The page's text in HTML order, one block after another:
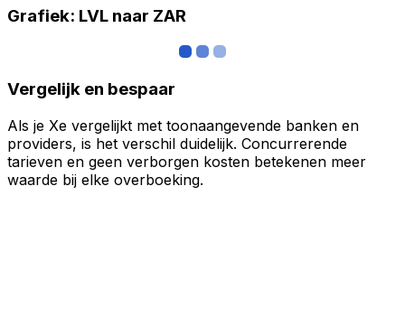
Grafiek: LVL naar ZAR
Vergelijk en bespaar
Als je Xe vergelijkt met toonaangevende banken en
providers, is het verschil duidelijk. Concurrerende
tarieven en geen verborgen kosten betekenen meer
waarde bij elke overboeking.